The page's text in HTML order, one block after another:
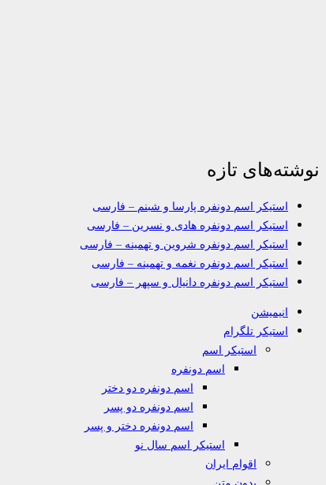
نوشته‌های تازه
استیکر اسم دونفره پارسا و شبنم – فارسی
استیکر اسم دونفره هادی و نسرین – فارسی
استیکر اسم دونفره شروین و تهمینه – فارسی
استیکر اسم دونفره نغمه و تهمینه – فارسی
استیکر اسم دونفره دانیال و سپهر – فارسی
انیمیشن
استیکر تلگرام
استیکر اسم
اسم دونفره
اسم دونفره دو دختر
اسم دونفره دو پسر
اسم دونفره دختر و پسر
استیکر اسم سال نو
اقوام ایران
بدون متن